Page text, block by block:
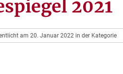
2021
am 20. Januar 2022 in der Kategorie